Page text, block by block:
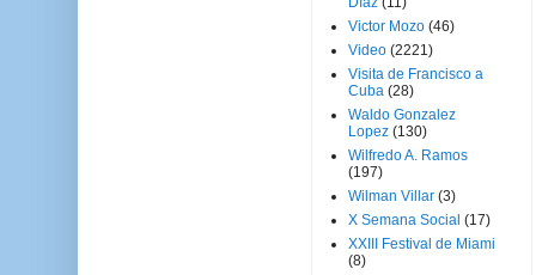
Victor Mozo (46)
Video (2221)
Visita de Francisco a
Cuba (28)
Waldo Gonzalez
Lopez (130)
Wilfredo A. Ramos
(197)
Wilman Villar (3)
X Semana Social (17)
XXIII Festival de Miami
(8)